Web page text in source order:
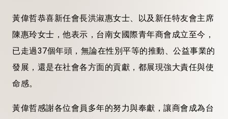
黃偉哲恭喜新任會長洪淑惠女士、以及新任特友會主席
陳惠玲女士，他表示，台南女國際青年商會成立至今，
已走過37個年頭，無論在性別平等的推動、公益事業的
發展，還是在社會各方面的貢獻，都展現強大責任與使
命感。
黃偉哲感謝各位會員多年的努力與奉獻，讓商會成為台